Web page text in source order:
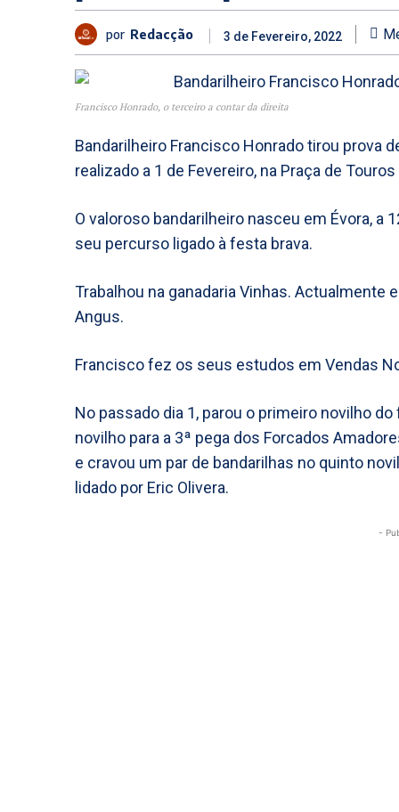
por Redacção 3 de Fevereiro, 2022
Francisco Honrado, o terceiro a contar da direita
Bandarilheiro Francisco Honrado tirou prova
realizado a 1 de Fevereiro, na Praça de
O valoroso bandarilheiro nasceu em Évora, a
seu percurso ligado à festa brava.
Trabalhou na ganadaria Vinhas. Actualmente
Angus.
Francisco fez os seus estudos em Vendas
No passado dia 1, parou o primeiro novilho
novilho para a 3ª pega dos Forcados
e cravou um par de bandarilhas no quinto
lidado por Eric Olivera.
-